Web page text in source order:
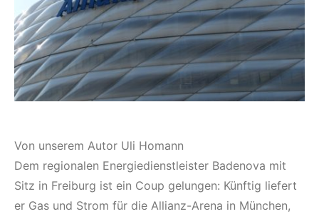
Von unserem Autor Uli Homann
Dem regionalen Energiedienstleister Badenova mit
Sitz in Freiburg ist ein Coup gelungen: Künftig liefert
er Gas und Strom für die Allianz-Arena in München,